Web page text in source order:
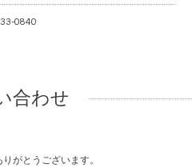
0840
合わせ
がとうございます。